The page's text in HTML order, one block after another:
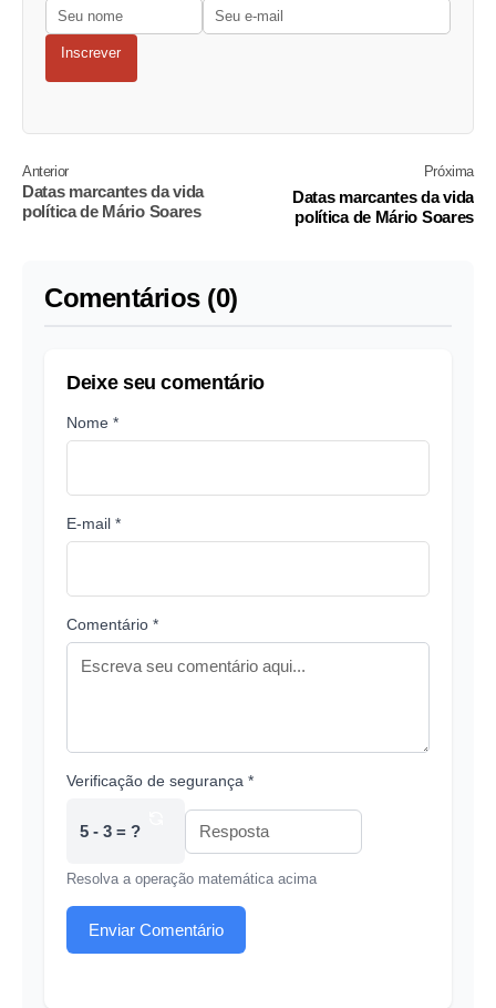
Inscrever
Anterior
Datas marcantes da vida
política de Mário Soares
Próxima
Datas marcantes da vida
política de Mário Soares
Comentários (0)
Deixe seu comentário
Nome *
E-mail *
Comentário *
Verificação de segurança *
5 - 3 = ?
Resolva a operação matemática acima
Enviar Comentário